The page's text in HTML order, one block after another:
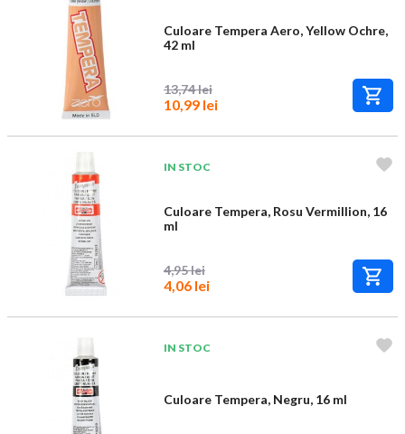
Culoare Tempera Aero, Yellow Ochre,
42 ml
13,74 lei
10,99 lei
IN STOC
Culoare Tempera, Rosu Vermillion, 16
ml
4,95 lei
4,06 lei
IN STOC
Culoare Tempera, Negru, 16 ml